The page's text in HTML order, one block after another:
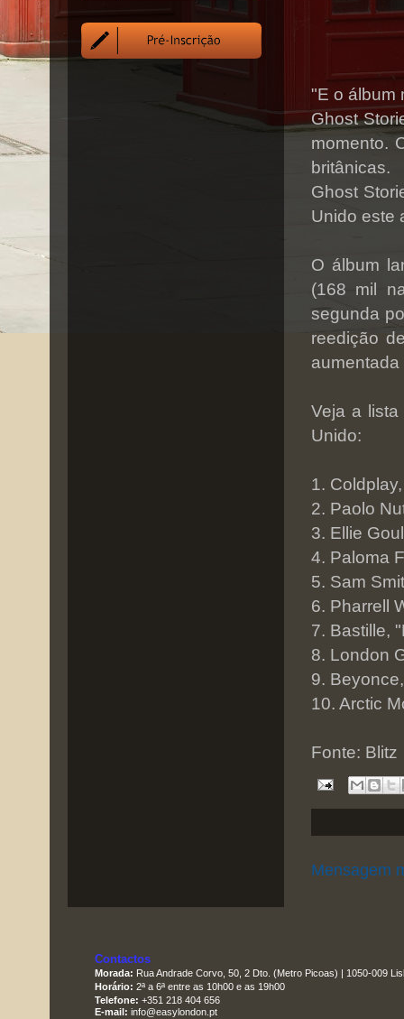
"E o álbum
Ghost
momento.
britânicas.
Ghost
Unido este
O álbum
(168 mil
segunda
reedição
Veja a
Unido:
1.
2. Paolo
3. Ellie
4. Paloma
5. Sam
6. Pharrell
7. Bastille,
8. London
9.
10. Arctic
Fonte: Blitz
Mensagem
Contactos
Morada: Rua Andrade Corvo, 50, 2 Dto. (Metro Picoas) | 1050-009
Horário: 2ª a 6ª entre as 10h00 e as 19h00
Telefone: +351 218 404 656
E-mail: info@easylondon.pt